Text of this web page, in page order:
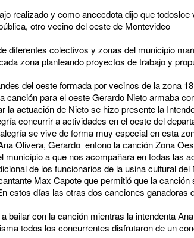
realizado y como ancecdota dijo que
otro vecino del oeste de Montevideo
diferentes colectivos y zonas del municipio
zona planteando proyectos de trabajo y
del oeste formada por vecinos de la zona
canción para el oeste Gerardo Nieto armaba
la actuación de Nieto se hizo presente la
concurrir a actividades en el oeste del
se vive de forma muy especial en esta
Olivera, Gerardo entono la canción Zona
municipio a que nos acompañara en todas las
de los funcionarios de la usina cultural
Max Capote que permitió que la
estos días las otras dos canciones ganadoras
bailar con la canción mientras la intendenta
todos los concurrentes disfrutaron de un